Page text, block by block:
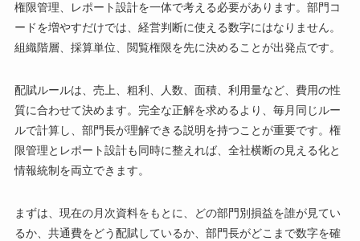
権限管理、レポート設計を一体で考える必要があります。部門コ
ードを増やすだけでは、経営判断に使える数字にはなりません。
組織階層、採算単位、閲覧権限を先に決めることが出発点です。
配賦ルールは、売上、粗利、人数、面積、利用量など、費用の性
質に合わせて決めます。完全な正解を求めるより、毎月同じルー
ルで計算し、部門長が理解できる説明を持つことが重要です。権
限管理とレポート設計も同時に整えれば、全社横断の見える化と
情報統制を両立できます。
まずは、現在の月次資料をもとに、どの部門別損益を誰が見てい
るか、共通費をどう配賦しているか、部門長がどこまで数字を確